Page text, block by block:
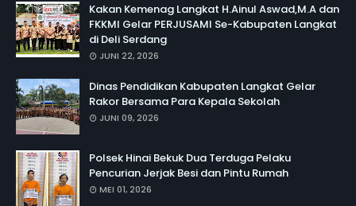
Kakan Kemenag Langkat H.Ainul Aswad,M.A dan
FKKMI Gelar PERJUSAMI Se-Kabupaten Langkat
di Deli Serdang
JUNI 22, 2026
Dinas Pendidikan Kabupaten Langkat Gelar
Rakor Bersama Para Kepala Sekolah
JUNI 09, 2026
Polsek Hinai Bekuk Dua Terduga Pelaku
Pencurian Jerjak Besi dan Pintu Rumah
MEI 01, 2026